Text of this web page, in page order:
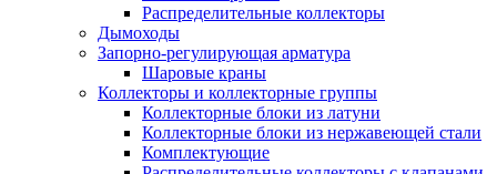
Распределительные коллекторы
Дымоходы
Запорно-регулирующая арматура
Шаровые краны
Коллекторы и коллекторные группы
Коллекторные блоки из латуни
Коллекторные блоки из нержавеющей стали
Комплектующие